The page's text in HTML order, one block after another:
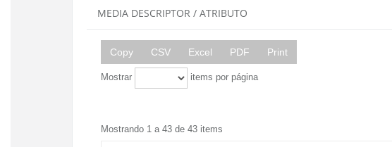
MEDIA DESCRIPTOR / ATRIBUTO
Copy CSV Excel PDF Print
Mostrar items por página
Mostrando 1 a 43 de 43 items